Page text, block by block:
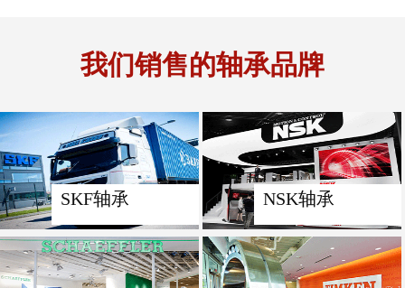
我们销售的轴承品牌
SKF轴承 NSK轴承